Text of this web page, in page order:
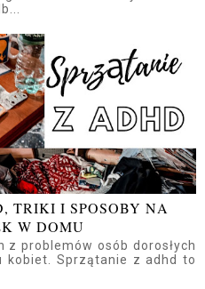
TRIKI I SPOSOBY NA
W DOMU
problemów osób dorosłych
kobiet. Sprzątanie z adhd to